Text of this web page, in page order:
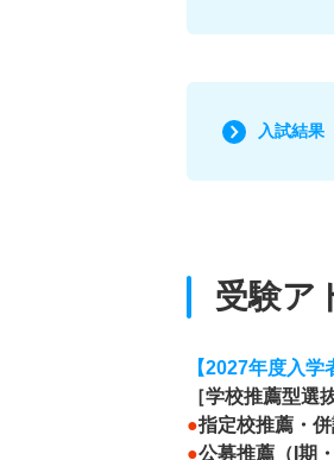
入試結果
受験ア
【2027年度入学
［学校推薦型選
●指定校推薦・
●公募推薦（I期